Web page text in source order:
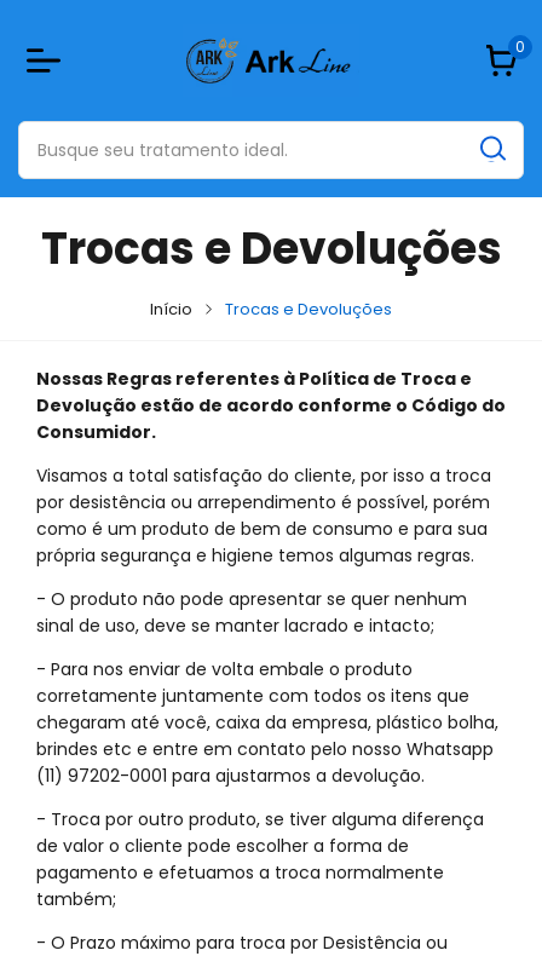
0
Trocas e Devoluções
Início Trocas e Devoluções
Nossas Regras referentes à Política de Troca e
Devolução estão de acordo conforme o Código do
Consumidor.
Visamos a total satisfação do cliente, por isso a troca
por desistência ou arrependimento é possível, porém
como é um produto de bem de consumo e para sua
própria segurança e higiene temos algumas regras.
- O produto não pode apresentar se quer nenhum
sinal de uso, deve se manter lacrado e intacto;
- Para nos enviar de volta embale o produto
corretamente juntamente com todos os itens que
chegaram até você, caixa da empresa, plástico bolha,
brindes etc e entre em contato pelo nosso Whatsapp
(11) 97202-0001 para ajustarmos a devolução.
- Troca por outro produto, se tiver alguma diferença
de valor o cliente pode escolher a forma de
pagamento e efetuamos a troca normalmente
também;
- O Prazo máximo para troca por Desistência ou